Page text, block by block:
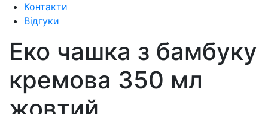
Контакти
Відгуки
Еко чашка з бамбуку
кремова 350 мл